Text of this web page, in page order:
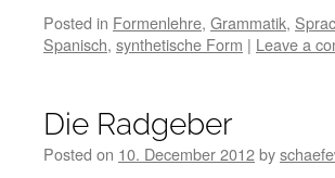
Posted in Formenlehre, Grammatik,
Spanisch, synthetische Form | Leave a
Die Radgeber
Posted on 10. December 2012by